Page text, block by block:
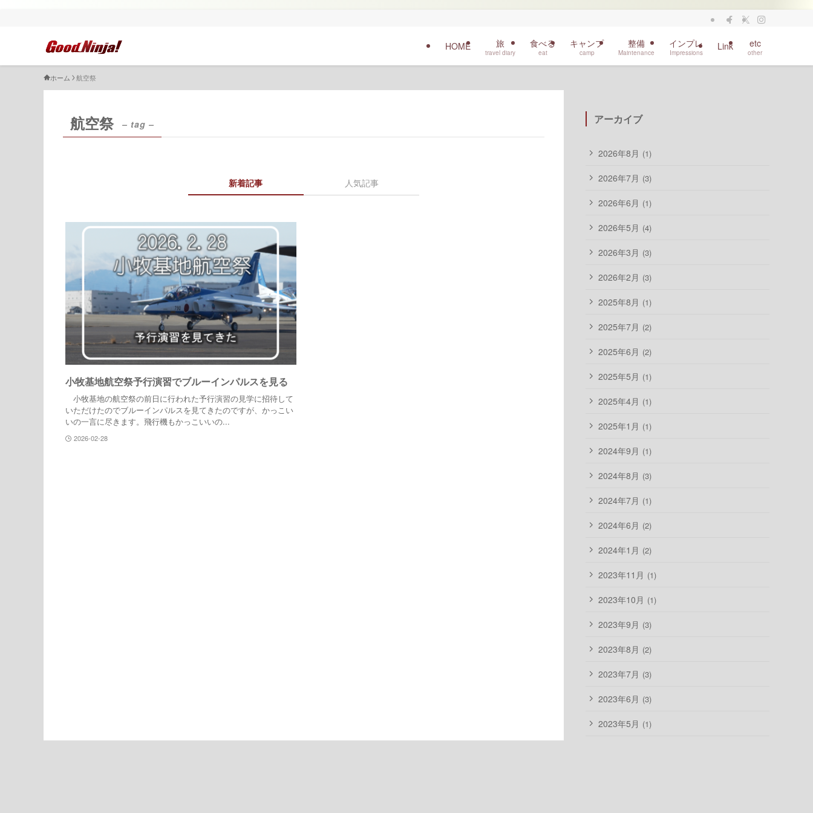
HOME 旅
travel diary
食べる
eat
キャンプ
camp
整備
Maintenance
インプレ
Impressions
Link etc
other
ホーム 航空祭
航空祭 – tag –
新着記事 人気記事
小牧基地航空祭予行演習でブルーインパルスを見る
小牧基地の航空祭の前日に行われた予行演習の見学に招待して
いただけたのでブルーインパルスを見てきたのですが、かっこい
いの一言に尽きます。飛行機もかっこいいの...
2026-02-28
アーカイブ
2026年8月 (1)
2026年7月 (3)
2026年6月 (1)
2026年5月 (4)
2026年3月 (3)
2026年2月 (3)
2025年8月 (1)
2025年7月 (2)
2025年6月 (2)
2025年5月 (1)
2025年4月 (1)
2025年1月 (1)
2024年9月 (1)
2024年8月 (3)
2024年7月 (1)
2024年6月 (2)
2024年1月 (2)
2023年11月 (1)
2023年10月 (1)
2023年9月 (3)
2023年8月 (2)
2023年7月 (3)
2023年6月 (3)
2023年5月 (1)